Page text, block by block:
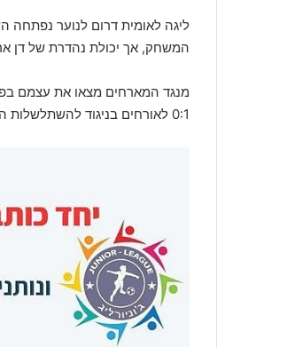
ליגה לאומית דרום לנוער
המשחק, אך יכולת נהדרת של דן
מנגד המארחים מצאו את עצמם
0:1 לאורחים בניגוד להשתלשלות המשחק.